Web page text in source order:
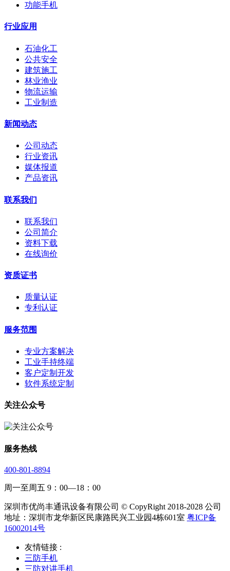
功能手机
行业应用
石油化工
公共安全
建筑施工
林业渔业
物流运输
工业制造
新闻动态
公司动态
行业资讯
媒体报道
产品资讯
联系我们
联系我们
公司简介
资料下载
在线询价
资质证书
质量认证
专利认证
服务范围
专业方案解决
工业手持终端
客户定制开发
软件系统定制
关注公众号
服务热线
400-801-8894
周一至周五 9：00—18：00
深圳市优尚丰通讯设备有限公司 © CopyRight 2018-2028 公司
地址：深圳市龙华新区民康路民兴工业园4栋601室 粤ICP备
16002014号
友情链接 :
三防手机
三防对讲手机